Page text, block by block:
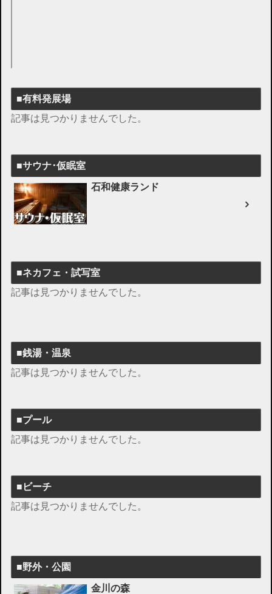
■有料発展場
記事は見つかりませんでした。
■サウナ･仮眠室
石和健康ランド
■ネカフェ・試写室
記事は見つかりませんでした。
■銭湯・温泉
記事は見つかりませんでした。
■プール
記事は見つかりませんでした。
■ビーチ
記事は見つかりませんでした。
■野外・公園
金川の森